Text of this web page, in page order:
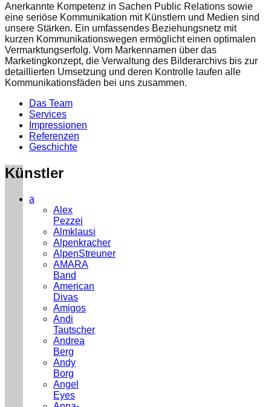
Anerkannte Kompetenz in Sachen Public Relations sowie
eine seriöse Kommunikation mit Künstlern und Medien sind
unsere Stärken. Ein umfassendes Beziehungsnetz mit
kurzen Kommunikationswegen ermöglicht einen optimalen
Vermarktungserfolg. Vom Markennamen über das
Marketingkonzept, die Verwaltung des Bilderarchivs bis zur
detaillierten Umsetzung und deren Kontrolle laufen alle
Kommunikationsfäden bei uns zusammen.
Das Team
Services
Impressionen
Referenzen
Geschichte
Künstler
a
Alex
Pezzei
Almklausi
Alpenkracher
AlpenStreuner
AMARA
Band
American
Divas
Amigos
Andi
Tautscher
Andrea
Berg
Andy
Borg
Angel
Eyes